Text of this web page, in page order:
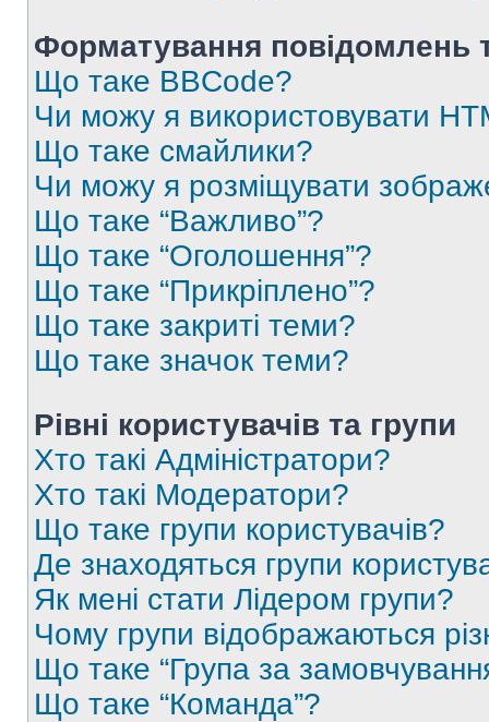
Форматування повідомлень
Що таке BBCode?
Чи можу я використовувати
Що таке смайлики?
Чи можу я розміщувати
Що таке “Важливо”?
Що таке “Оголошення”?
Що таке “Прикріплено”?
Що таке закриті теми?
Що таке значок теми?
Рівні користувачів та групи
Хто такі Адміністратори?
Хто такі Модератори?
Що таке групи користувачів?
Де знаходяться групи
Як мені стати Лідером групи?
Чому групи відображаються
Що таке “Група за
Що таке “Команда”?